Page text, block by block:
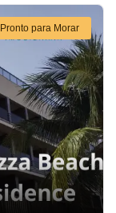
Pronto para Morar